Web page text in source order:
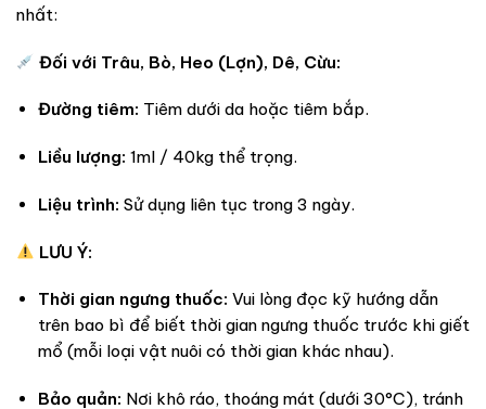
nhất:
Đối với Trâu, Bò, Heo (Lợn), Dê, Cừu:
Đường tiêm: Tiêm dưới da hoặc tiêm bắp.
Liều lượng: 1ml / 40kg thể trọng.
Liệu trình: Sử dụng liên tục trong 3 ngày.
LƯU Ý:
Thời gian ngưng thuốc: Vui lòng đọc kỹ hướng dẫn
trên bao bì để biết thời gian ngưng thuốc trước khi giết
mổ (mỗi loại vật nuôi có thời gian khác nhau).
Bảo quản: Nơi khô ráo, thoáng mát (dưới 30°C), tránh